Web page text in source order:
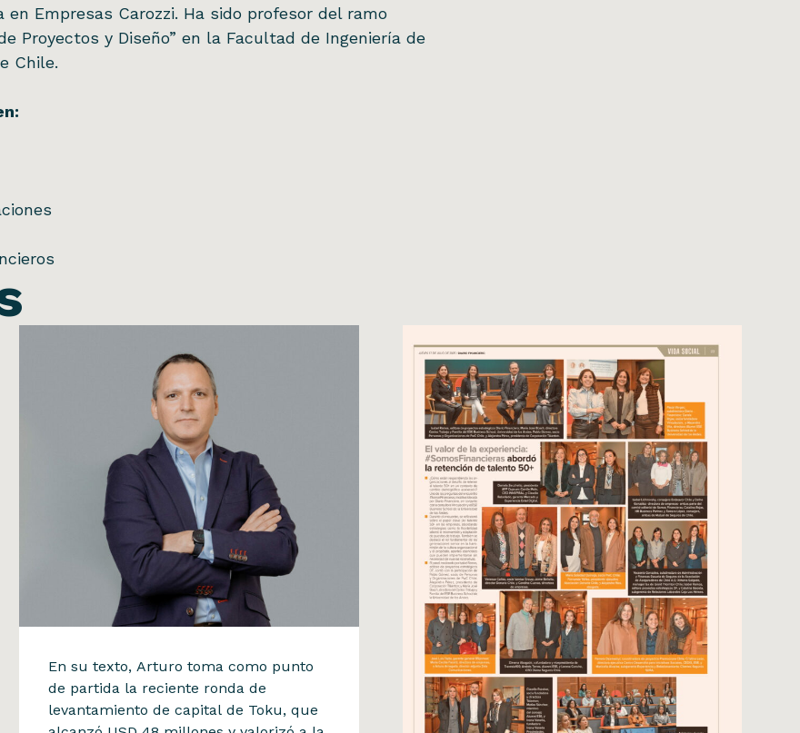
en Empresas Carozzi. Ha sido profesor del ramo
Proyectos y Diseño” en la Facultad de Ingeniería de
Chile.
La Tercera
Arturo Herrera analiza el
impacto de las startups
En su texto, Arturo toma como punto
de partida la reciente ronda de
levantamiento de capital de Toku, que